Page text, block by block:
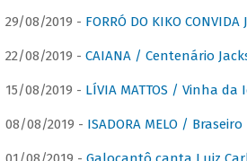
29/08/2019 - FORRÓ DO KIKO
22/08/2019 - CAIANA / Centenário
15/08/2019 - LÍVIA MATTOS / Vinha da
08/08/2019 - ISADORA MELO / Braseiro